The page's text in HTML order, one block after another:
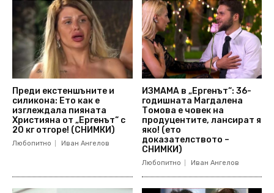
Преди екстеншъните и
силикона: Ето как е
изглеждала пияната
Християна от „Ергенът“ с
20 кг отгоре! (СНИМКИ)
Любопитно Иван Ангелов
ИЗМАМА в „Ергенът“: 36-
годишната Магдалена
Томова е човек на
продуцентите, лансират я
яко! (ето
доказателството –
СНИМКИ)
Любопитно Иван Ангелов